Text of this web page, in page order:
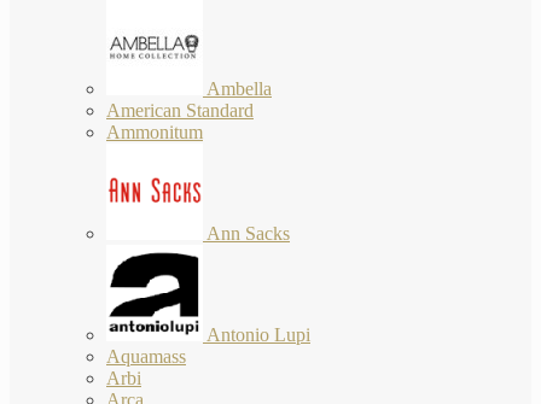
Ambella
American Standard
Ammonitum
Ann Sacks
Antonio Lupi
Aquamass
Arbi